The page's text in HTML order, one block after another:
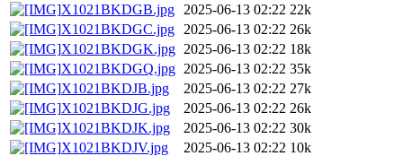
X1021BKDGB.jpg
2025-06-13 02:22 22k
X1021BKDGC.jpg
2025-06-13 02:22 26k
X1021BKDGK.jpg 2025-06-13 02:22 18k
X1021BKDGQ.jpg 2025-06-13 02:22 35k
X1021BKDJB.jpg
2025-06-13 02:22 27k
X1021BKDJG.jpg
2025-06-13 02:22 26k
X1021BKDJK.jpg
2025-06-13 02:22 30k
X1021BKDJV.jpg
2025-06-13 02:22 10k